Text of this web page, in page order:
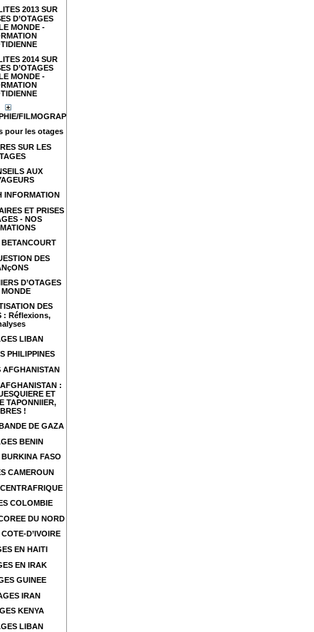
2013 SUR
D’OTAGES
MONDE -
2014 SUR
D’OTAGES
MONDE -
FILMOGRAPHIE
pour les otages
SUR LES
AUX
INFORMATION
ET PRISES
- NOS
BETANCOURT
DES
D’OTAGES
MONDE
DES
: Réflexions,
LIBAN
PHILIPPINES
AFGHANISTAN
:
ET
TAPONNIIER,
!
DE GAZA
BENIN
FASO
CAMEROUN
COLOMBIE
DU NORD
D’IVOIRE
EN HAITI
EN IRAK
GUINEE
IRAN
KENYA
LIBAN